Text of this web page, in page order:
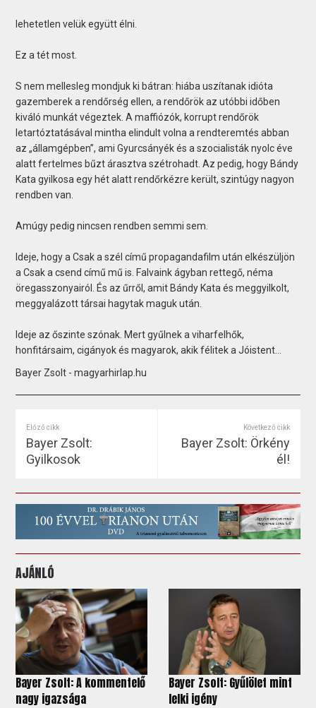
lehetetlen velük együtt élni.
Ez a tét most.
S nem mellesleg mondjuk ki bátran: hiába uszítanak idióta
gazemberek a rendőrség ellen, a rendőrök az utóbbi időben
kiváló munkát végeztek. A maffiózók, korrupt rendőrök
letartóztatásával mintha elindult volna a rendteremtés abban
az „államgépben”, ami Gyurcsányék és a szocialisták nyolc éve
alatt fertelmes bűzt árasztva szétrohadt. Az pedig, hogy Bándy
Kata gyilkosa egy hét alatt rendőrkézre került, szintúgy nagyon
rendben van.
Amúgy pedig nincsen rendben semmi sem.
Ideje, hogy a Csak a szél című propagandafilm után elkészüljön
a Csak a csend című mű is. Falvaink ágyban rettegő, néma
öregasszonyairól. És az űrről, amit Bándy Kata és meggyilkolt,
meggyalázott társai hagytak maguk után.
Ideje az őszinte szónak. Mert gyűlnek a viharfelhők,
honfitársaim, cigányok és magyarok, akik félitek a Jóistent…
Bayer Zsolt - magyarhirlap.hu
Előző cikk
Bayer Zsolt:
Gyilkosok
Következő cikk
Bayer Zsolt: Örkény
él!
AJÁNLÓ
Bayer Zsolt: A kommentelő
nagy igazsága
Bayer Zsolt: Gyűlölet mint
lelki igény